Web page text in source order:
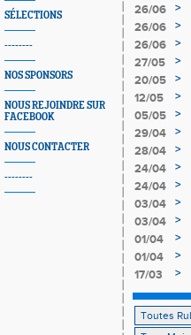
SÉLECTIONS
--------
NOS SPONSORS
NOUS REJOINDRE SUR
FACEBOOK
NOUS CONTACTER
--------
26/06
>
26/06 >
26/06
>
27/05
>
20/05
>
12/05 >
05/05
>
29/04
>
28/04 >
24/04
>
24/04
>
03/04
>
03/04
>
01/04
>
01/04 >
17/03 >